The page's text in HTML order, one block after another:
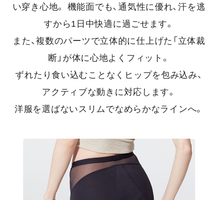
い穿き心地。
機能面でも、通気性に優れ、汗を逃
すから1日中快適に過ごせます。
また、複数のパーツで立体的に仕上げた「立体裁
断」が体に心地よくフィット。
ずれたり食い込むことなくヒップを包み込み、
アクティブな動きに対応します。
洋服を選ばないスリムでなめらかなラインへ。